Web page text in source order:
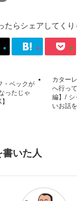
たらシェアしてくり
・ベックが
ったじゃ
カター
へ行っ
編】/ シ
いお話
いた人